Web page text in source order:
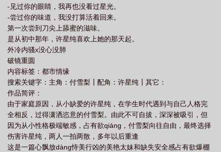
-见过你的眼睛，我再也没看过星光。
-尝过你的味道，我没打算活着回来。
第一次尝到刀尖上舔蜜的滋味。
是从初中那年，许星纯喜欢上她的那天起。
外冷内骚x没心没肺
破镜重圆
内容标签：都市情缘
搜索关键字：主角：付雪梨┃配角：许星纯┃其它：
作品简评：
由于家庭原因，从小缺爱的许星纯，在学生时代遇到与自己人格完
全相反，过得潇洒恣意的付雪梨。由此不可自拔，深深被吸引，但
因为从小性格极端敏感，占有欲qiáng，付雪梨向往自由，最终选择
伤害许星纯，两人一拍两散，多年以后重逢
这是一篇心飘放dàng恃美行凶的美艳太妹和缺失安全感占有欲爆棚